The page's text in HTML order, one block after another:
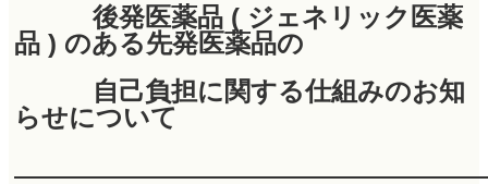
後発医薬品 ( ジェネリック医薬
品 ) のある先発医薬品の
自己負担に関する仕組みのお知
らせについて